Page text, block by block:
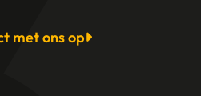
met ons op